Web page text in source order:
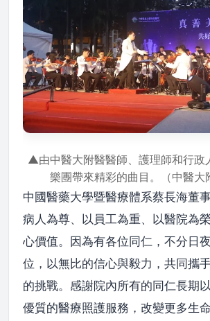
▲由中醫大附醫醫師、護理師和行政
樂團帶來精彩的曲目。（中醫大
中國醫藥大學暨醫療體系蔡長海董
病人為尊、以員工為重、以醫院為
心價值。因為有各位同仁，不分日
位，以無比的信心與毅力，共同攜
的挑戰。感謝院內所有的同仁長期
優質的醫療照護服務，改變更多生